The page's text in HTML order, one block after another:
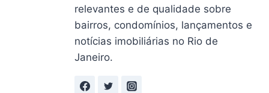
relevantes e de qualidade sobre
bairros, condomínios, lançamentos e
notícias imobiliárias no Rio de
Janeiro.